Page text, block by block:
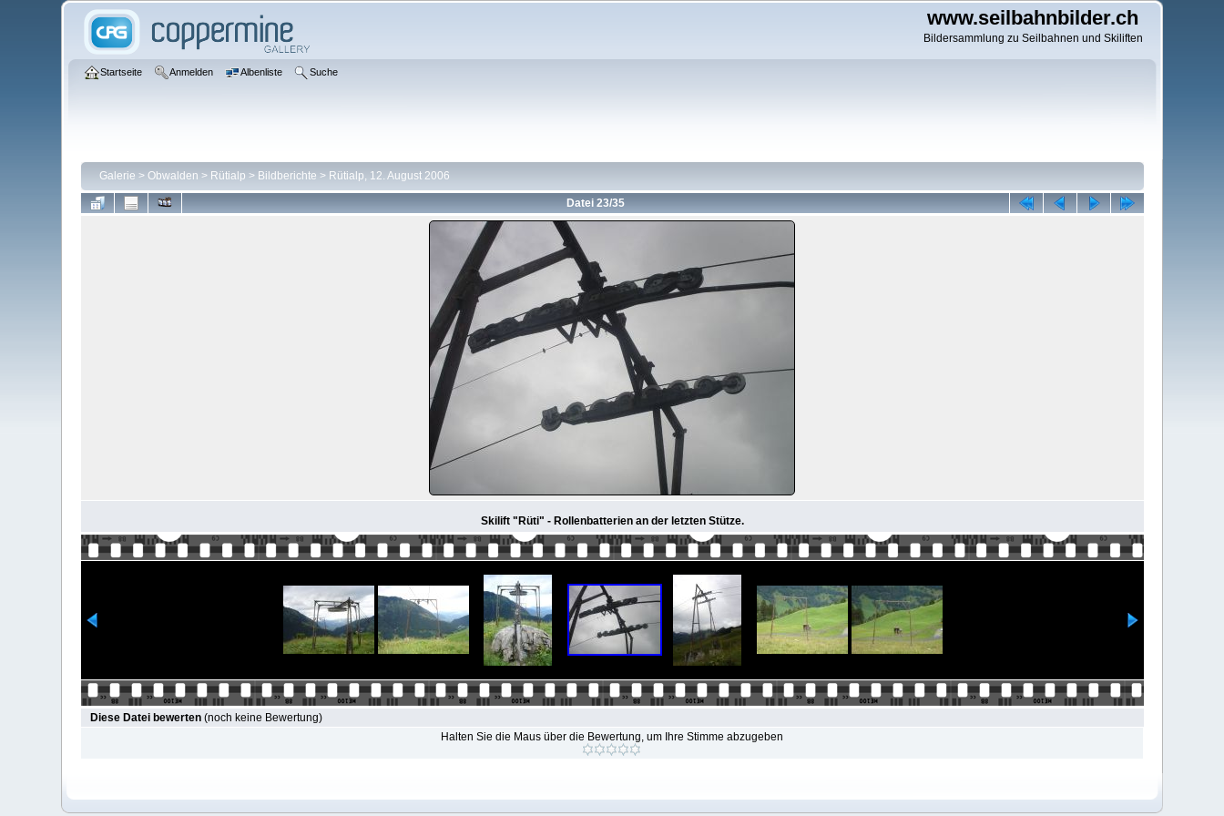
www.seilbahnbilder.ch
Bildersammlung zu Seilbahnen und Skiliften
Startseite Anmelden Albenliste Suche
Galerie > Obwalden > Rütialp > Bildberichte > Rütialp, 12. August 2006
Datei 23/35
Skilift "Rüti" - Rollenbatterien an der letzten Stütze.
Diese Datei bewerten(noch keine Bewertung)
Halten Sie die Maus über die Bewertung, um Ihre Stimme abzugeben